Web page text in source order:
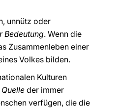
unnütz oder
Bedeutung. Wenn die
Zusammenleben einer
Volkes bilden.
Kulturen
der immer
verfügen, die die